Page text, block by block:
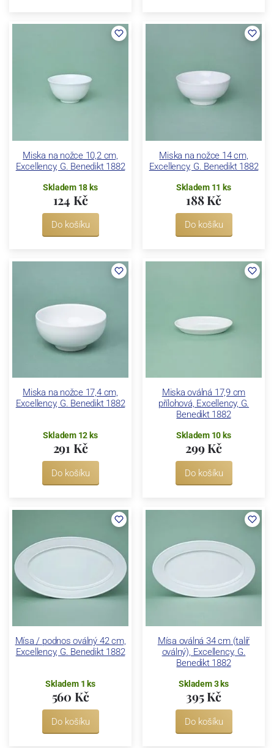
Miska na nožce 10,2 cm,
Excellency, G. Benedikt 1882
Skladem 18 ks
124 Kč
Do košíku
Miska na nožce 14 cm,
Excellency, G. Benedikt 1882
Skladem 11 ks
188 Kč
Do košíku
Miska na nožce 17,4 cm,
Excellency, G. Benedikt 1882
Skladem 12 ks
291 Kč
Do košíku
Miska oválná 17,9 cm
přílohová, Excellency, G.
Benedikt 1882
Skladem 10 ks
299 Kč
Do košíku
Mísa / podnos oválný 42 cm,
Excellency, G. Benedikt 1882
Skladem 1 ks
560 Kč
Do košíku
Mísa oválná 34 cm (talíř
oválný), Excellency, G.
Benedikt 1882
Skladem 3 ks
395 Kč
Do košíku